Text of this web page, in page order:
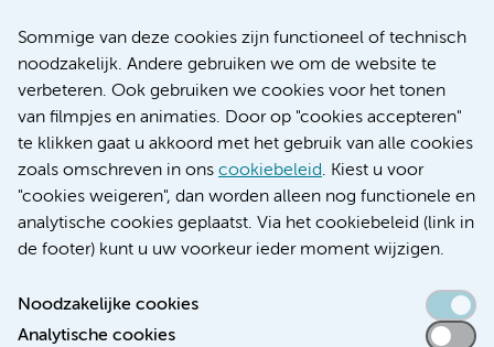
Sommige van deze cookies zijn functioneel of technisch
noodzakelijk. Andere gebruiken we om de website te
verbeteren. Ook gebruiken we cookies voor het tonen
van filmpjes en animaties. Door op "cookies accepteren"
te klikken gaat u akkoord met het gebruik van alle cookies
zoals omschreven in ons cookiebeleid. Kiest u voor
"cookies weigeren", dan worden alleen nog functionele en
analytische cookies geplaatst. Via het cookiebeleid (link in
de footer) kunt u uw voorkeur ieder moment wijzigen.
Noodzakelijke cookies
Analytische cookies
Nieuws
Research
Educatie locatie AMC
Educatie locatie VUmc
Verwijzen & diagnostiek
Toegankelijkheidsverklaring